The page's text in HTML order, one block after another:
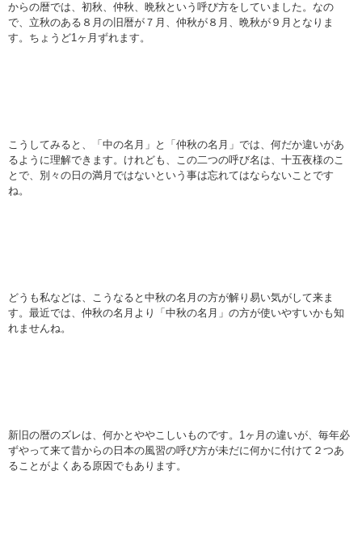
からの暦では、初秋、仲秋、晩秋という呼び方をしていました。なの
で、立秋のある８月の旧暦が７月、仲秋が８月、晩秋が９月となりま
す。ちょうど1ヶ月ずれます。
こうしてみると、「中の名月」と「仲秋の名月」では、何だか違いがあ
るように理解できます。けれども、この二つの呼び名は、十五夜様のこ
とで、別々の日の満月ではないという事は忘れてはならないことです
ね。
どうも私などは、こうなると中秋の名月の方が解り易い気がして来ま
す。最近では、仲秋の名月より「中秋の名月」の方が使いやすいかも知
れませんね。
新旧の暦のズレは、何かとややこしいものです。1ヶ月の違いが、毎年必
ずやって来て昔からの日本の風習の呼び方が未だに何かに付けて２つあ
ることがよくある原因でもあります。